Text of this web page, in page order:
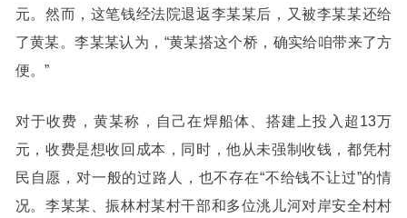
元。然而，这笔钱经法院退返李某某后，又被李某某还给
了黄某。李某某认为，“黄某搭这个桥，确实给咱带来了方
便。”
对于收费，黄某称，自己在焊船体、搭建上投入超13万
元，收费是想收回成本，同时，他从未强制收钱，都凭村
民自愿，对一般的过路人，也不存在“不给钱不让过”的情
况。李某某、振林村某村干部和多位洮儿河对岸安全村村